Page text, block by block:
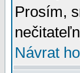
Prosím,
Návrat